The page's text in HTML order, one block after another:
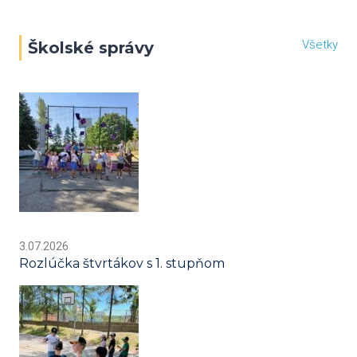
Školské správy Všetky
3.07.2026
Rozlúčka štvrtákov s 1. stupňom